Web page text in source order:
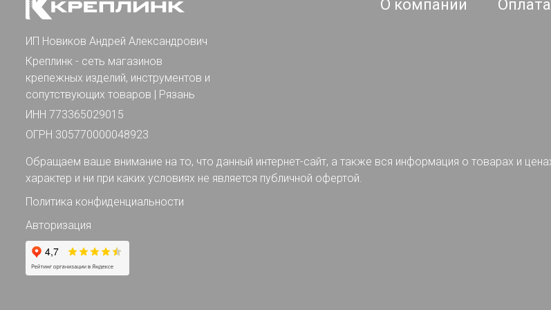
ИП Новиков Андрей Александрович
Креплинк - сеть магазинов
крепежных изделий, инструментов и
сопутствующих товаров | Рязань
ИНН 773365029015
ОГРН 305770000048923
О компании Оплата
Обращаем ваше внимание на то, что данный интернет-сайт, а также вся информация о товарах и
характер и ни при каких условиях не является публичной офертой.
Политика конфиденциальности
Авторизация